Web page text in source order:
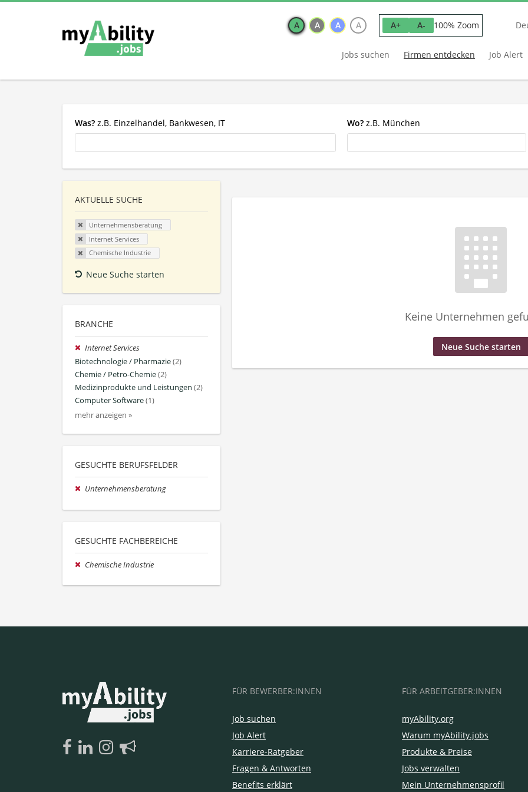
A A A A A+ A- 100% Zoom
Jobs suchen Firmen entdecken Job Alert
Was? z.B. Einzelhandel, Bankwesen, IT Wo? z.B. München
AKTUELLE SUCHE
Unternehmensberatung
Internet Services
Chemische Industrie
Neue Suche starten
BRANCHE
Internet Services
Biotechnologie / Pharmazie(2)
Chemie / Petro-Chemie(2)
Medizinprodukte und Leistungen (2)
Computer Software(1)
mehr anzeigen »
GESUCHTE BERUFSFELDER
Unternehmensberatung
GESUCHTE FACHBEREICHE
Chemische Industrie
Keine Unternehmen
Neue Suche starten
FÜR BEWERBER:INNEN
Job suchen
Job Alert
Karriere-Ratgeber
Fragen & Antworten
Benefits erklärt
FÜR ARBEITGEBER:INNEN
myAbility.org
Warum myAbility.jobs
Produkte & Preise
Jobs verwalten
Mein Unternehmensprofil